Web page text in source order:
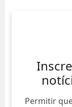
Permitir